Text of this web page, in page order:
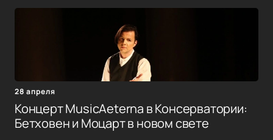
28 апреля
Концерт MusicAeterna в Консерватории:
Бетховен и Моцарт в новом свете